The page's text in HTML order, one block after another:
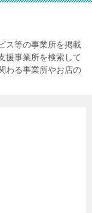
ス等の事業所を掲載
援事業所を検索して
わる事業所やお店の